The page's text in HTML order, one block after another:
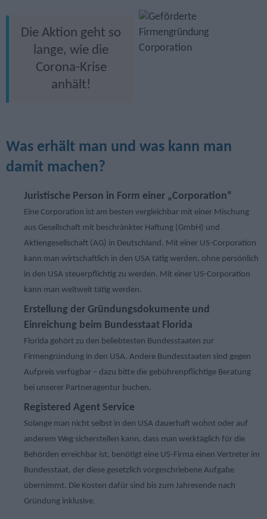
Die Aktion geht so
lange, wie die
Corona-Krise
anhält!
Was erhält man und was kann man
damit machen?
Juristische Person in Form einer „Corporation“
Eine Corporation ist am besten vergleichbar mit einer Mischung
aus Gesellschaft mit beschränkter Haftung (GmbH) und
Aktiengesellschaft (AG) in Deutschland. Mit einer US-Corporation
kann man wirtschaftlich in den USA tätig werden, ohne persönlich
in den USA steuerpflichtig zu werden. Mit einer US-Corporation
kann man weltweit tätig werden.
Erstellung der Gründungsdokumente und
Einreichung beim Bundesstaat Florida
Florida gehört zu den beliebtesten Bundesstaaten zur
Firmengründung in den USA. Andere Bundesstaaten sind gegen
Aufpreis verfügbar – dazu bitte die gebührenpflichtige Beratung
bei unserer Partneragentur buchen.
Registered Agent Service
Solange man nicht selbst in den USA dauerhaft wohnt oder auf
anderem Weg sicherstellen kann, dass man werktäglich für die
Behörden erreichbar ist, benötigt eine US-Firma einen Vertreter im
Bundesstaat, der diese gesetzlich vorgeschriebene Aufgabe
übernimmt. Die Kosten dafür sind bis zum Jahresende nach
Gründung inklusive.